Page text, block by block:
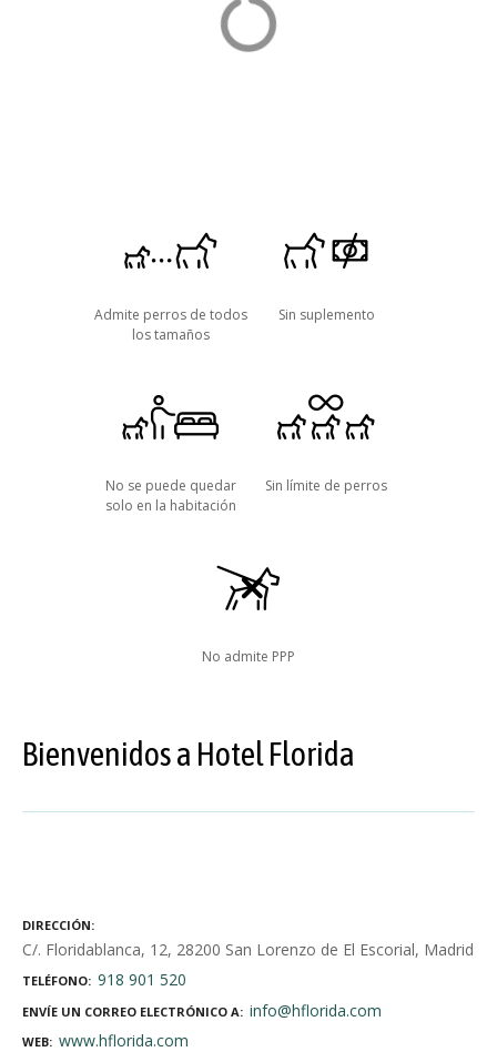
Admite perros de todos
los tamaños
Sin suplemento
No se puede quedar
solo en la habitación
Sin límite de perros
No admite PPP
Bienvenidos a Hotel Florida
DIRECCIÓN
C/. Floridablanca, 12, 28200 San Lorenzo de El Escorial, Madrid
TELÉFONO 918 901 520
ENVÍE UN CORREO ELECTRÓNICO A info@hflorida.com
WEB www.hflorida.com